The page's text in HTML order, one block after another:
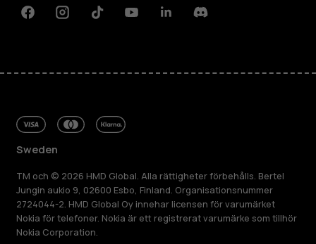
FacebookInstagramTiktokYoutubeLinkedinDiscord
Sweden
TM och © 2026 HMD Global. Alla rättigheter förbehålls. Bertel
Jungin aukio 9, 02600 Esbo, Finland. Organisationsnummer
2724044-2. HMD Global Oy innehar licensen för varumärket
Nokia för telefoner. Nokia är ett registrerat varumärke som tillhör
Nokia Corporation.